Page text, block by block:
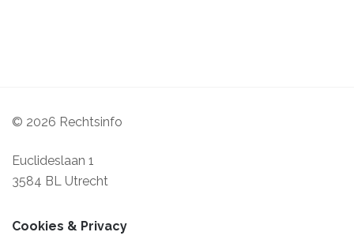
© 2026 Rechtsinfo
Euclideslaan 1
3584 BL Utrecht
Cookies & Privacy